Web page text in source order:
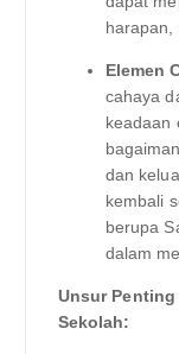
harapan,
Elemen
cahaya
keadaan
dan
kembali
berupa
dalam
Unsur
Sekolah: